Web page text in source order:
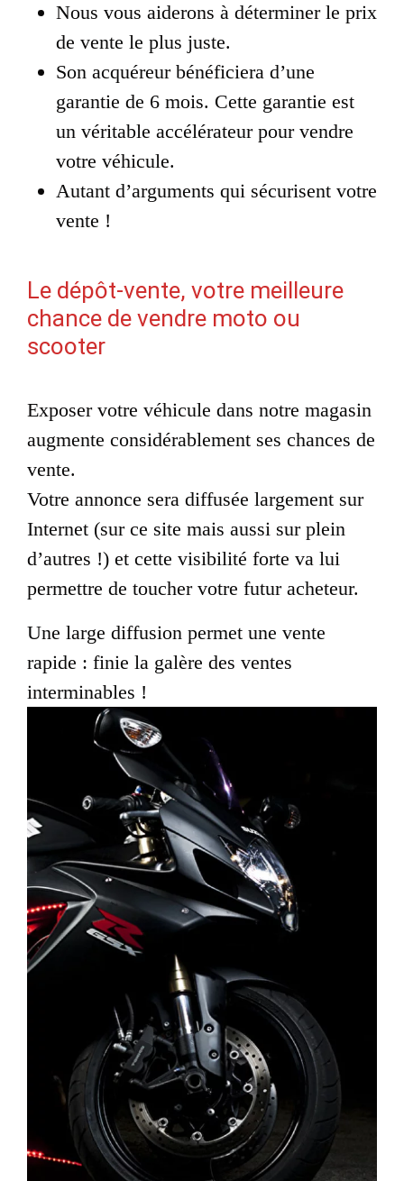
Nous vous aiderons à déterminer le prix
de vente le plus juste.
Son acquéreur bénéficiera d’une
garantie de 6 mois. Cette garantie est
un véritable accélérateur pour vendre
votre véhicule.
Autant d’arguments qui sécurisent votre
vente !
Le dépôt-vente, votre meilleure
chance de vendre moto ou
scooter
Exposer votre véhicule dans notre magasin
augmente considérablement ses chances de
vente.
Votre annonce sera diffusée largement sur
Internet (sur ce site mais aussi sur plein
d’autres !) et cette visibilité forte va lui
permettre de toucher votre futur acheteur.
Une large diffusion permet une vente
rapide : finie la galère des ventes
interminables !